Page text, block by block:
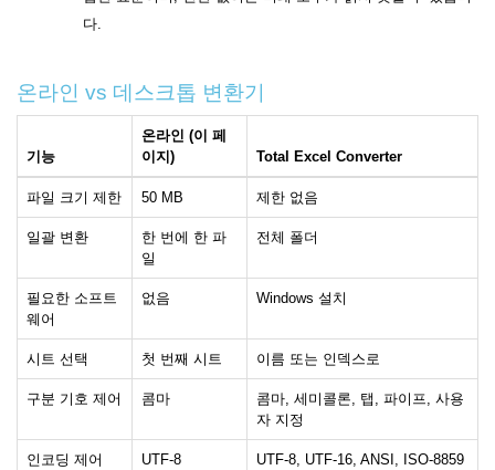
다.
온라인 vs 데스크톱 변환기
기능
온라인 (이 페
이지)
Total Excel Converter
파일 크기 제한 50 MB 제한 없음
일괄 변환
한 번에 한 파
일
전체 폴더
필요한 소프트
웨어
없음 Windows 설치
시트 선택 첫 번째 시트 이름 또는 인덱스로
구분 기호 제어 콤마
콤마, 세미콜론, 탭, 파이프, 사용
자 지정
인코딩 제어 UTF-8 UTF-8, UTF-16, ANSI, ISO-8859